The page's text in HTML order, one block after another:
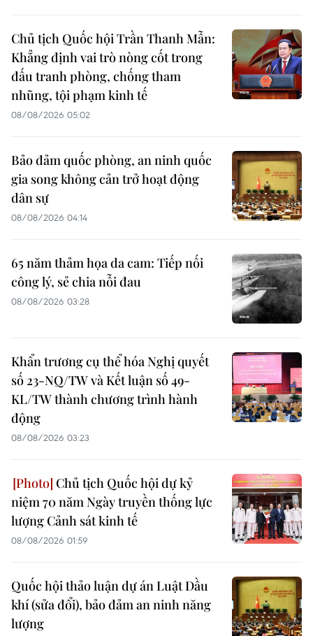
Chủ tịch Quốc hội Trần Thanh Mẫn:
Khẳng định vai trò nòng cốt trong
đấu tranh phòng, chống tham
nhũng, tội phạm kinh tế
08/08/2026 05:02
Bảo đảm quốc phòng, an ninh quốc
gia song không cản trở hoạt động
dân sự
08/08/2026 04:14
65 năm thảm họa da cam: Tiếp nối
công lý, sẻ chia nỗi đau
08/08/2026 03:28
Khẩn trương cụ thể hóa Nghị quyết
số 23-NQ/TW và Kết luận số 49-
KL/TW thành chương trình hành
động
08/08/2026 03:23
Chủ tịch Quốc hội dự kỷ
niệm 70 năm Ngày truyền thống lực
lượng Cảnh sát kinh tế
08/08/2026 01:59
Quốc hội thảo luận dự án Luật Dầu
khí (sửa đổi), bảo đảm an ninh năng
lượng